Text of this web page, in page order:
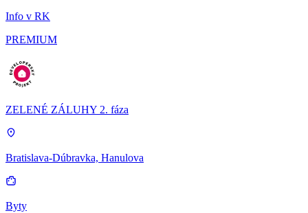
Info v RK
PREMIUM
ZELENÉ ZÁLUHY 2. fáza
Bratislava-Dúbravka, Hanulova
Byty